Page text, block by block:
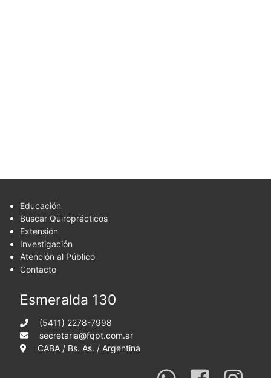
Educación
Buscar Quiroprácticos
Extensión
Investigación
Atención al Público
Contacto
Esmeralda 130
(5411) 2278-7998
secretaria@fqpt.com.ar
CABA / Bs. As. / Argentina